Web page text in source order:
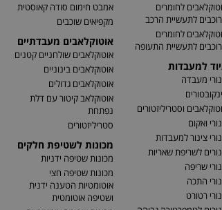
לחומרים
לתעשיית הרכב
לחומרים
לתעשיית התעופה
למעבדות
מעבדה
וסטריליזטורים
ואקום
צינור למעבדות
לשריפת שאריות
שריפה
התכה
רטורט
אמבט חימום סודה קאוסטית
מקפיאים שוכבים
אוטוקלאבים מעבדתיים
אוטוקלאבים שולחניים קטנים
אוטוקלאבים בינוניים
אוטוקלאבים גדולים
אוטוקלאב קיטור עם דלת
נפתחת
סטריליזטורים
מכונות לשטיפת חלקים
מכונות שטיפה ידניות
מכונות שטיפה חצי
אוטומטיות הטענה ידנית
ושטיפה אוטומטית